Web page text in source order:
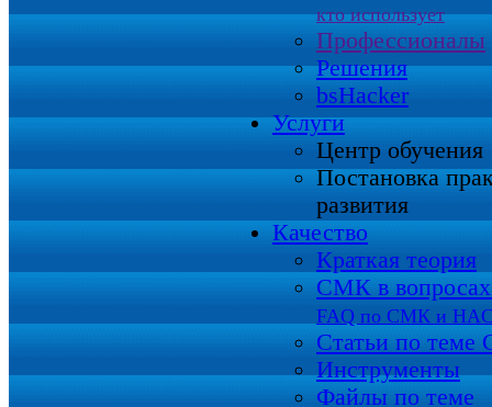
кто использует
Профессионалы
Решения
bsHacker
Услуги
Центр обучения
Постановка
развития
Качество
Краткая теория
СМК в вопросах
FAQ по СМК и
Статьи по
Инструменты
Файлы по теме